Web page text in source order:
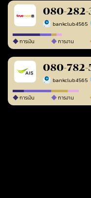
080-
bankclub4565
การเงิน การงาน
080-782-
bankclub4565
การเงิน การงาน